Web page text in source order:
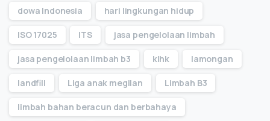
dowa Indonesia hari lingkungan hidup
ISO 17025 ITS jasa pengelolaan limbah
jasa pengelolaan limbah b3 klhk lamongan
landfill Liga anak megilan Limbah B3
limbah bahan beracun dan berbahaya